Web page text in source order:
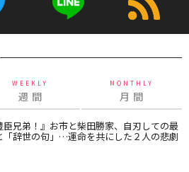
WEEKLY
週 間
MONTHLY
月 間
臣兄弟！』お市と柴田勝家、自刃しての最
「辞世の句」…運命を共にした２人の悲劇